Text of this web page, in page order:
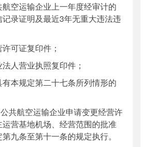
航空运输企业上一年度经审计的
录证明及最近3年无重大违法违
许可证复印件；
法人营业执照复印件；
有本规定第二十七条所列情形的
共航空运输企业申请变更经营许
营基地机场、经营范围的批准
九条至第十一条的规定执行。